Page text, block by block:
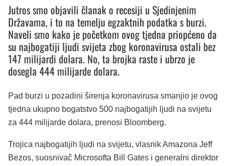
Jutros smo objavili članak o recesiji u Sjedinjenim
Državama, i to na temelju egzaktnih podatka s burzi.
Naveli smo kako je početkom ovog tjedna priopćeno da
su najbogatiji ljudi svijeta zbog koronavirusa ostali bez
147 milijardi dolara. No, ta brojka raste i ubrzo je
dosegla 444 milijarde dolara.
Pad burzi u pozadini širenja koronavirusa smanjio je ovog
tjedna ukupno bogatstvo 500 najbogatijih ljudi na svijetu
za 444 milijarde dolara, prenosi Bloomberg.
Trojica najbogatijih ljudi na svijetu, vlasnik Amazona Jeff
Bezos, suosnivač Microsofta Bill Gates i generalni direktor